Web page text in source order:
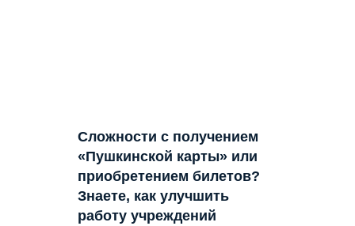
Сложности с получением
«Пушкинской карты» или
приобретением билетов?
Знаете, как улучшить
работу учреждений